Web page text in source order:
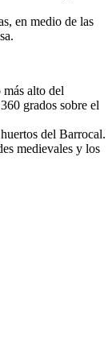
en medio de las
alto del
grados sobre el
del Barrocal.
medievales y los